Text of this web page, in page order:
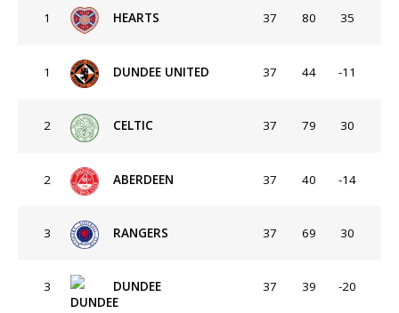
1 HEARTS 37 80 35
1 DUNDEE UNITED 37 44 -11
2 CELTIC 37 79 30
2 ABERDEEN 37 40 -14
3 RANGERS 37 69 30
3 DUNDEE 37 39 -20